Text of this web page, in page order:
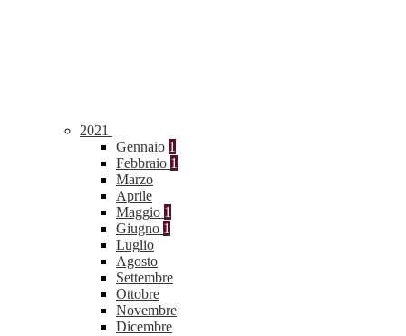
2021
Gennaio 1
Febbraio 1
Marzo
Aprile
Maggio 1
Giugno 1
Luglio
Agosto
Settembre
Ottobre
Novembre
Dicembre